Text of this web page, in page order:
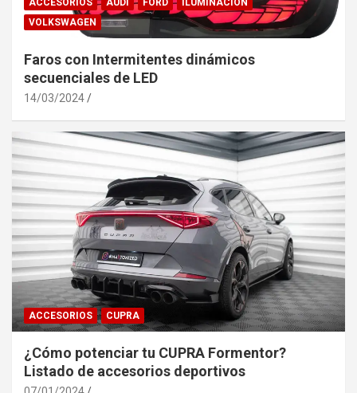
ACCESORIOS AUDI FORD
ILUMINACION
VOLKSWAGEN
Faros con Intermitentes dinámicos
secuenciales de LED
14/03/2024
ACCESORIOS CUPRA
¿Cómo potenciar tu CUPRA Formentor?
Listado de accesorios deportivos